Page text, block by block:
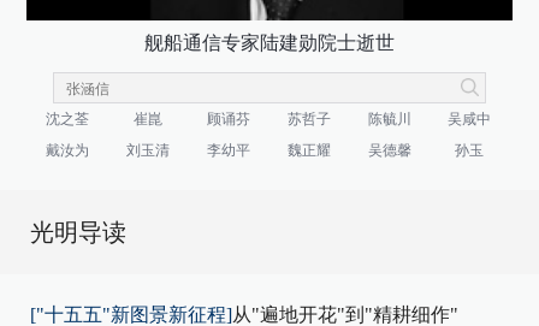
舰船通信专家陆建勋院士逝世
沈之荃 崔崑 顾诵芬 苏哲子 陈毓川
吴咸中
戴汝为
刘玉清 李幼平 魏正耀 吴德馨 孙玉
光明导读
["十五五"新图景新征程]从"遍地开花"到"精耕细作"